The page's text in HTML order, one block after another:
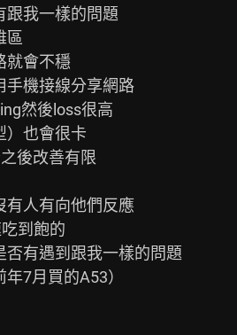
跟我一樣的問題
區
就會不穩
手機接線分享網路
然後loss很高
）也會很卡
後改善有限
有人有向他們反應
到飽的
有遇到跟我一樣的問題
7月買的A53）